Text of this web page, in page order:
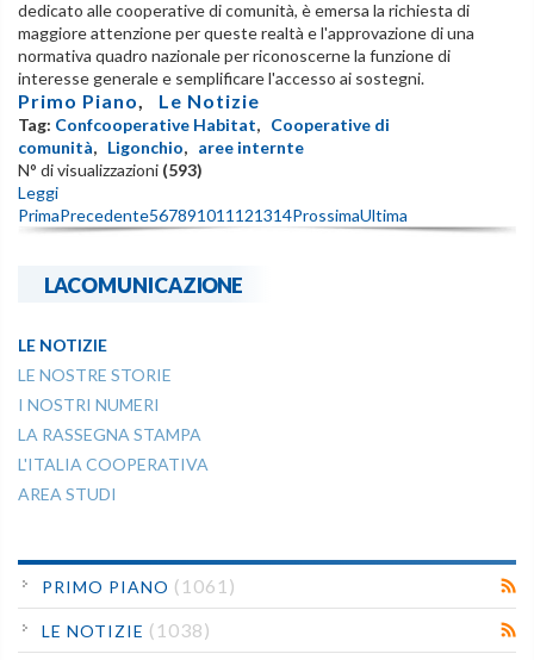
dedicato alle cooperative di comunità, è emersa la richiesta di
maggiore attenzione per queste realtà e l'approvazione di una
normativa quadro nazionale per riconoscerne la funzione di
interesse generale e semplificare l'accesso ai sostegni.
Primo Piano Le Notizie
Tag: Confcooperative Habitat, Cooperative di
comunità, Ligonchio, aree internte
N° di visualizzazioni (593)
Leggi
PrimaPrecedente567891011 121314ProssimaUltima
LACOMUNICAZIONE
LE NOTIZIE
LE NOSTRE STORIE
I NOSTRI NUMERI
LA RASSEGNA STAMPA
L'ITALIA COOPERATIVA
AREA STUDI
PRIMO PIANO (1061)
LE NOTIZIE (1038)